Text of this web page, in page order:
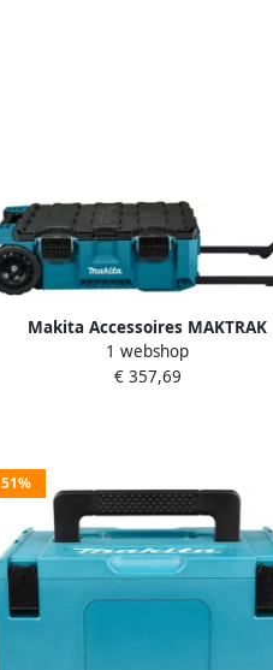
Makita Accessoires MAKTRAK
Gereedschapskist Trolley P-91001
1 webshop
€ 357,69
51%